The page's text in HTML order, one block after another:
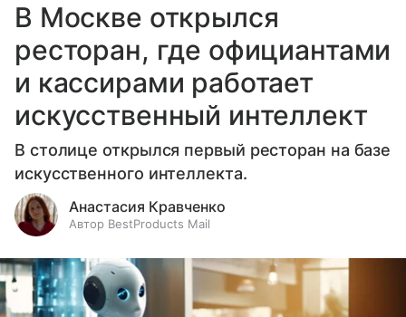
В Москве открылся
ресторан, где официантами
и кассирами работает
искусственный интеллект
В столице открылся первый ресторан на базе
искусственного интеллекта.
Анастасия Кравченко
Автор BestProducts Mail